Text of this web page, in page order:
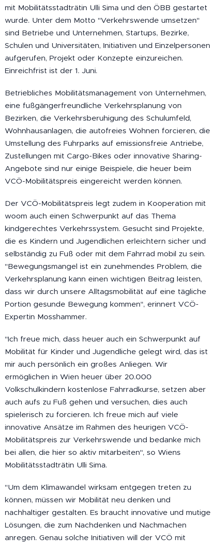
mit Mobilitätsstadträtin Ulli Sima und den ÖBB gestartet
wurde. Unter dem Motto "Verkehrswende umsetzen"
sind Betriebe und Unternehmen, Startups, Bezirke,
Schulen und Universitäten, Initiativen und Einzelpersonen
aufgerufen, Projekt oder Konzepte einzureichen.
Einreichfrist ist der 1. Juni.
Betriebliches Mobilitätsmanagement von Unternehmen,
eine fußgängerfreundliche Verkehrsplanung von
Bezirken, die Verkehrsberuhigung des Schulumfeld,
Wohnhausanlagen, die autofreies Wohnen forcieren, die
Umstellung des Fuhrparks auf emissionsfreie Antriebe,
Zustellungen mit Cargo-Bikes oder innovative Sharing-
Angebote sind nur einige Beispiele, die heuer beim
VCÖ-Mobilitätspreis eingereicht werden können.
Der VCÖ-Mobilitätspreis legt zudem in Kooperation mit
woom auch einen Schwerpunkt auf das Thema
kindgerechtes Verkehrssystem. Gesucht sind Projekte,
die es Kindern und Jugendlichen erleichtern sicher und
selbständig zu Fuß oder mit dem Fahrrad mobil zu sein.
"Bewegungsmangel ist ein zunehmendes Problem, die
Verkehrsplanung kann einen wichtigen Beitrag leisten,
dass wir durch unsere Alltagsmobilität auf eine tägliche
Portion gesunde Bewegung kommen", erinnert VCÖ-
Expertin Mosshammer.
"Ich freue mich, dass heuer auch ein Schwerpunkt auf
Mobilität für Kinder und Jugendliche gelegt wird, das ist
mir auch persönlich ein großes Anliegen. Wir
ermöglichen in Wien heuer über 20.000
Volkschulkindern kostenlose Fahrradkurse, setzen aber
auch aufs zu Fuß gehen und versuchen, dies auch
spielerisch zu forcieren. Ich freue mich auf viele
innovative Ansätze im Rahmen des heurigen VCÖ-
Mobilitätspreis zur Verkehrswende und bedanke mich
bei allen, die hier so aktiv mitarbeiten", so Wiens
Mobilitätsstadträtin Ulli Sima.
"Um dem Klimawandel wirksam entgegen treten zu
können, müssen wir Mobilität neu denken und
nachhaltiger gestalten. Es braucht innovative und mutige
Lösungen, die zum Nachdenken und Nachmachen
anregen. Genau solche Initiativen will der VCÖ mit